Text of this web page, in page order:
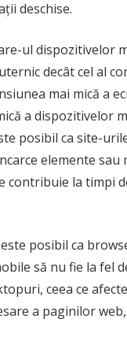
deschise.
ul dispozitivelor
decât cel al
mai mică a
a dispozitivelor
posibil ca site-
elemente sau
contribuie la timpi
posibil ca
să nu fie la fel
ceea ce
a paginilor